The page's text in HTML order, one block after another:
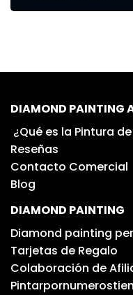
DIAMOND PAINTING
¿Qué es la Pintura
Reseñas
Contacto Comercial
Blog
DIAMOND PAINTING
Diamond painting
Tarjetas de Regalo
Colaboración de